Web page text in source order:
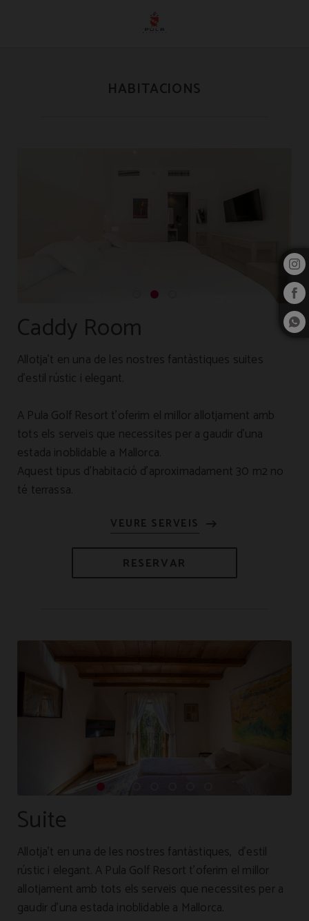
HABITACIONS
Caddy Room
Allotja’t en una de les nostres fantàstiques suites
d’estil rústic i elegant.
A Pula Golf Resort t’oferim el millor allotjament amb
tots els serveis que necessites per a gaudir d’una
estada inoblidable a Mallorca.
Aquest tipus d'habitació d'aproximadament 30 m2 no
té terrassa.
RESERVAR
Suite
Allotja’t en una de les nostres fantàstiques, d’estil
rústic i elegant. A Pula Golf Resort t’oferim el millor
allotjament amb tots els serveis que necessites per a
gaudir d’una estada inoblidable a Mallorca.